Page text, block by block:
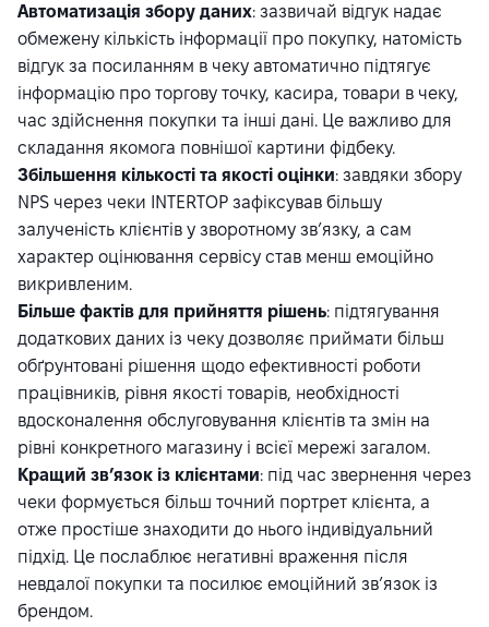
Автоматизація збору даних: зазвичай відгук надає
обмежену кількість інформації про покупку, натомість
відгук за посиланням в чеку автоматично підтягує
інформацію про торгову точку, касира, товари в чеку,
час здійснення покупки та інші дані. Це важливо для
складання якомога повнішої картини фідбеку.
Збільшення кількості та якості оцінки: завдяки збору
NPS через чеки INTERTOP зафіксував більшу
залученість клієнтів у зворотному зв’язку, а сам
характер оцінювання сервісу став менш емоційно
викривленим.
Більше фактів для прийняття рішень: підтягування
додаткових даних із чеку дозволяє приймати більш
обґрунтовані рішення щодо ефективності роботи
працівників, рівня якості товарів, необхідності
вдосконалення обслуговування клієнтів та змін на
рівні конкретного магазину і всієї мережі загалом.
Кращий зв’язок із клієнтами: під час звернення через
чеки формується більш точний портрет клієнта, а
отже простіше знаходити до нього індивідуальний
підхід. Це послаблює негативні враження після
невдалої покупки та посилює емоційний зв’язок із
брендом.